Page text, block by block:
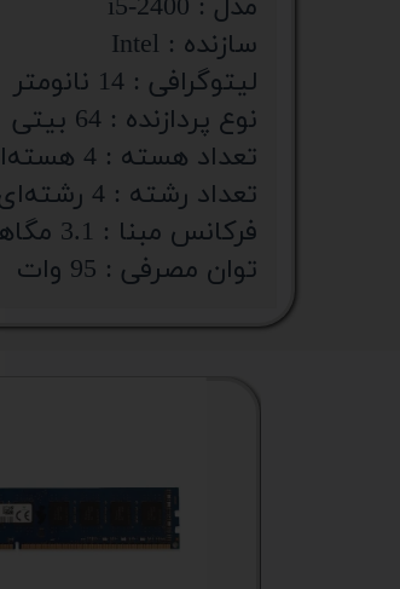
مدل : i5-2400
سازنده : Intel
لیتوگرافی : 14 نانومتر
نوع پردازنده : 64 بیتی
تعداد هسته : 4 هسته‌ای
تعداد رشته : 4 رشته‌ای
فرکانس مبنا : 3.1 مگاهرتز
توان مصرفی : 95 وات